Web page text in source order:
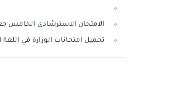
الامتحان الاسترشادى الخامس
تحميل امتحانات الوزارة في اللغة